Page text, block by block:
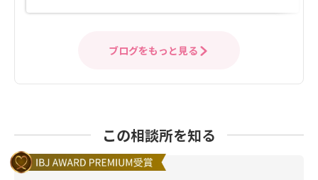
ブログをもっと見る
この相談所を知る